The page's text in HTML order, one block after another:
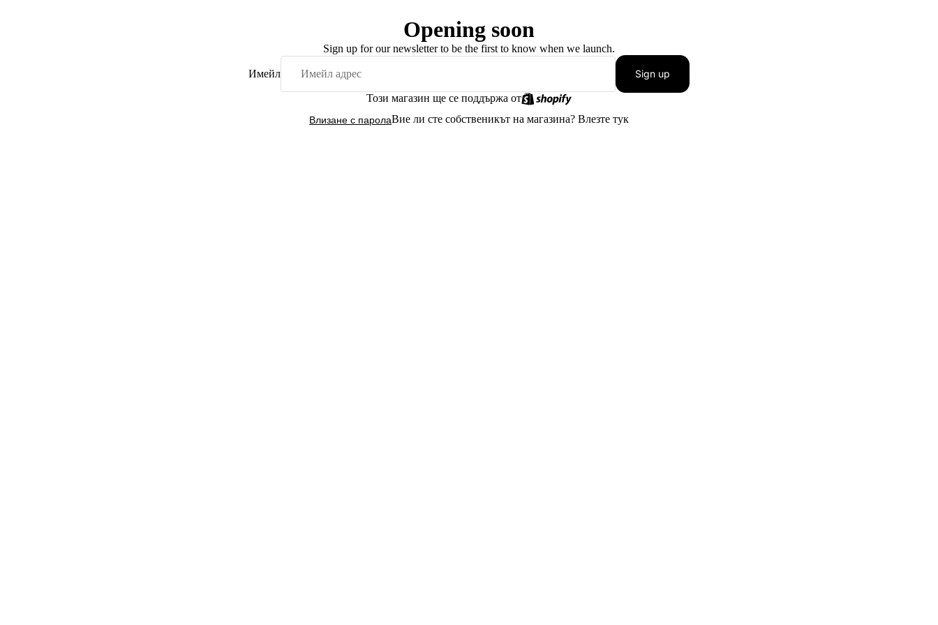
Opening soon
Sign up for our newsletter to be the first to know when we launch.
Имейл Sign up
Този магазин ще се поддържа от
Влизане с паролаВие ли сте собственикът на магазина? Влезте тук